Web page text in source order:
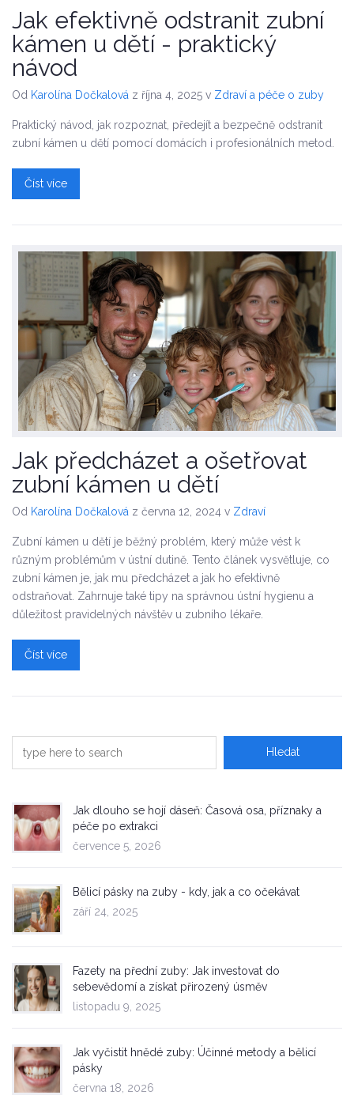
Jak efektivně odstranit zubní
kámen u dětí - praktický
návod
Od Karolína Dočkalová z října 4, 2025 v Zdraví a péče o zuby
Praktický návod, jak rozpoznat, předejít a bezpečně odstranit
zubní kámen u dětí pomocí domácích i profesionálních metod.
Číst více
Jak předcházet a ošetřovat
zubní kámen u dětí
Od Karolína Dočkalová z června 12, 2024 v Zdraví
Zubní kámen u dětí je běžný problém, který může vést k
různým problémům v ústní dutině. Tento článek vysvětluje, co
zubní kámen je, jak mu předcházet a jak ho efektivně
odstraňovat. Zahrnuje také tipy na správnou ústní hygienu a
důležitost pravidelných návštěv u zubního lékaře.
Číst více
Jak dlouho se hojí dáseň: Časová osa, příznaky a
péče po extrakci
července 5, 2026
Bělicí pásky na zuby - kdy, jak a co očekávat
září 24, 2025
Fazety na přední zuby: Jak investovat do
sebevědomí a získat přirozený úsměv
listopadu 9, 2025
Jak vyčistit hnědé zuby: Účinné metody a bělicí
pásky
června 18, 2026